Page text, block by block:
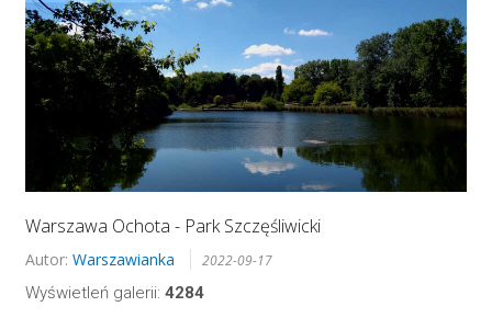
Warszawa Ochota - Park Szczęśliwicki
Autor: Warszawianka 2022-09-17
Wyświetleń galerii: 4284